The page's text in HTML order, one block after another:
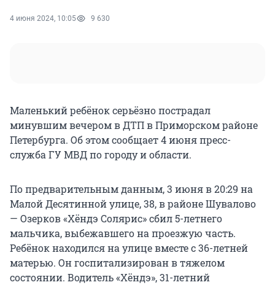
4 июня 2024, 10:05 9 630
Маленький ребёнок серьёзно пострадал
минувшим вечером в ДТП в Приморском районе
Петербурга. Об этом сообщает 4 июня пресс-
служба ГУ МВД по городу и области.
По предварительным данным, 3 июня в 20:29 на
Малой Десятинной улице, 38, в районе Шувалово
— Озерков «Хёндэ Солярис» сбил 5-летнего
мальчика, выбежавшего на проезжую часть.
Ребёнок находился на улице вместе с 36-летней
матерью. Он госпитализирован в тяжелом
состоянии. Водитель «Хёндэ», 31-летний